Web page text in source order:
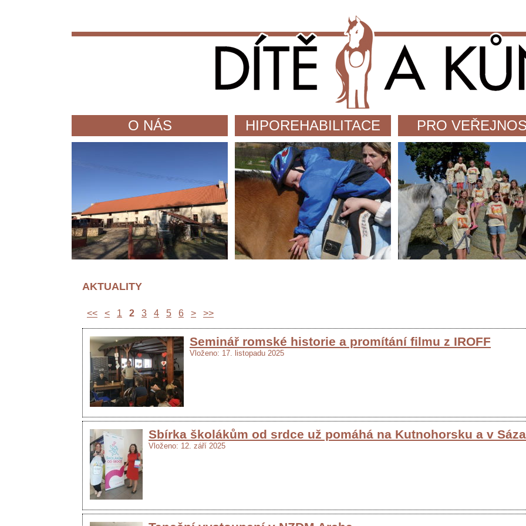
O NÁS HIPOREHABILITACE PRO
AKTUALITY
<< < 1 2 3 4 5 6 > >>
Seminář romské historie a promítání filmu z IROFF
Vloženo: 17. listopadu 2025
Sbírka školákům od srdce už pomáhá na Kutnohorsku a v
Vloženo: 12. září 2025